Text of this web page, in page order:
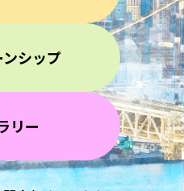
シップ
リー